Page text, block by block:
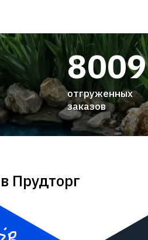
8009
отгруженных
заказов
Прудторг